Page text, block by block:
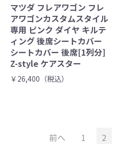
マツダ フレアワゴン フレ
アワゴンカスタムスタイル
専用 ピンク ダイヤ キルテ
ィング 後席シートカバー
シートカバー 後席[1列分]
Z-style ケアスター
￥26,400（税込）
前へ 1 2